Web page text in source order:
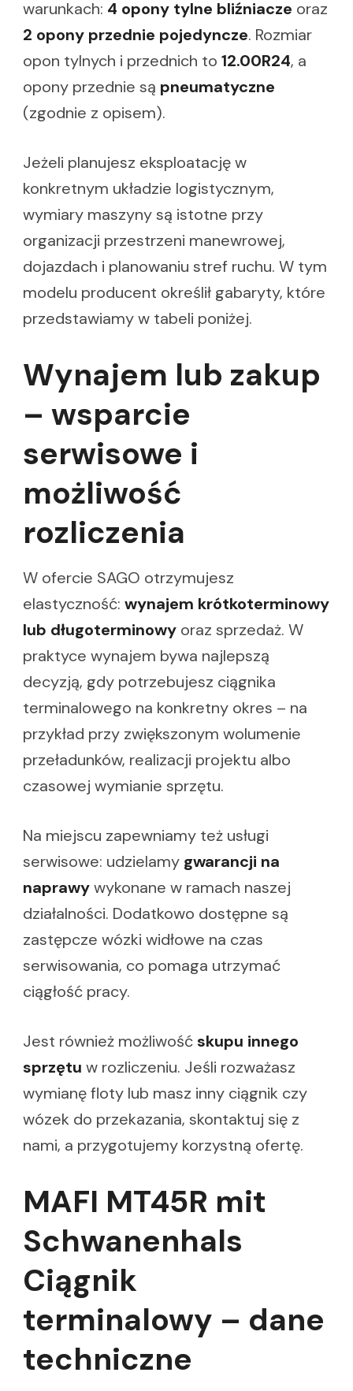
warunkach: 4 opony tylne bliźniacze oraz
2 opony przednie pojedyncze. Rozmiar
opon tylnych i przednich to 12.00R24, a
opony przednie są pneumatyczne
(zgodnie z opisem).
Jeżeli planujesz eksploatację w
konkretnym układzie logistycznym,
wymiary maszyny są istotne przy
organizacji przestrzeni manewrowej,
dojazdach i planowaniu stref ruchu. W tym
modelu producent określił gabaryty, które
przedstawiamy w tabeli poniżej.
Wynajem lub zakup
– wsparcie
serwisowe i
możliwość
rozliczenia
W ofercie SAGO otrzymujesz
elastyczność: wynajem krótkoterminowy
lub długoterminowy oraz sprzedaż. W
praktyce wynajem bywa najlepszą
decyzją, gdy potrzebujesz ciągnika
terminalowego na konkretny okres – na
przykład przy zwiększonym wolumenie
przeładunków, realizacji projektu albo
czasowej wymianie sprzętu.
Na miejscu zapewniamy też usługi
serwisowe: udzielamy gwarancji na
naprawywykonane w ramach naszej
działalności. Dodatkowo dostępne są
zastępcze wózki widłowe na czas
serwisowania, co pomaga utrzymać
ciągłość pracy.
Jest również możliwość skupu innego
sprzętu w rozliczeniu. Jeśli rozważasz
wymianę floty lub masz inny ciągnik czy
wózek do przekazania, skontaktuj się z
nami, a przygotujemy korzystną ofertę.
MAFI MT45R mit
Schwanenhals
Ciągnik
terminalowy – dane
techniczne